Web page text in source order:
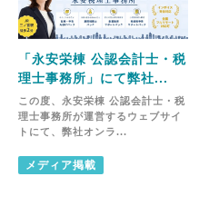
「永安栄棟 公認会計士・税
理士事務所」にて弊社...
この度、永安栄棟 公認会計士・税
理士事務所が運営するウェブサイ
トにて、弊社オンラ...
メディア掲載